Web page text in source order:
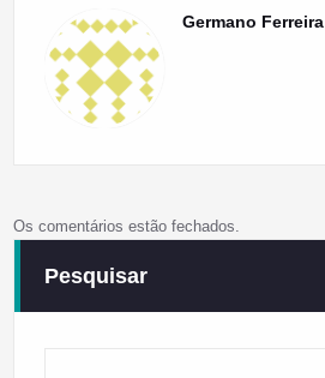
Germano Ferreira
Os comentários estão fechados.
Pesquisar